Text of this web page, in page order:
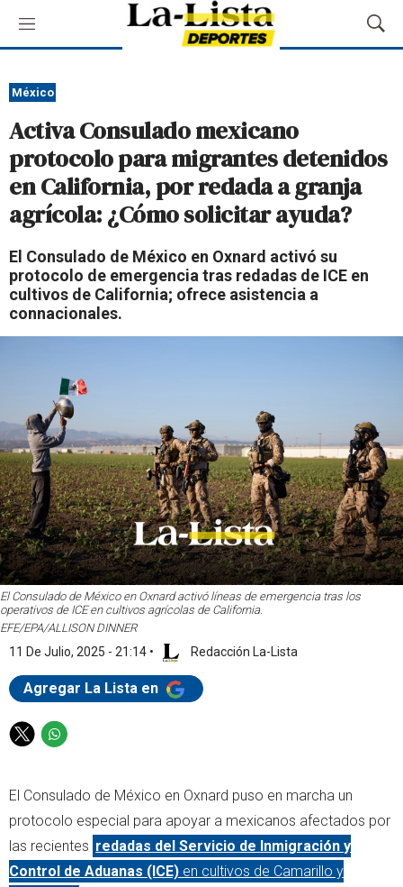
M
e
ú
M
o
B
México
Activa Consulado mexicano
protocolo para migrantes detenidos
en California, por redada a granja
agrícola: ¿Cómo solicitar ayuda?
El Consulado de México en Oxnard activó su
protocolo de emergencia tras redadas de ICE en
cultivos de California; ofrece asistencia a
connacionales.
El Consulado de México en Oxnard activó líneas de emergencia tras los
operativos de ICE en cultivos agrícolas de California.
EFE/EPA/ALLISON DINNER
11 De Julio, 2025 - 21:14 • Redacción La-Lista
Agregar La Lista en
T
t
t
r
W
t
s
a
p
p
El Consulado de México en Oxnard puso en marcha un
protocolo especial para apoyar a mexicanos afectados por
las recientes redadas del Servicio de Inmigración y
Control de Aduanas (ICE) en cultivos de Camarillo y